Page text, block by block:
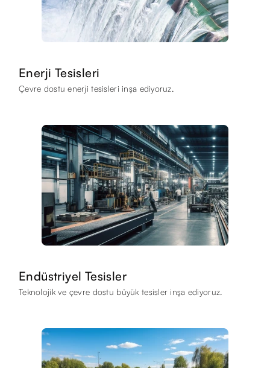
Enerji Tesisleri
Çevre dostu enerji tesisleri inşa ediyoruz.
Endüstriyel Tesisler
Teknolojik ve çevre dostu büyük tesisler inşa ediyoruz.